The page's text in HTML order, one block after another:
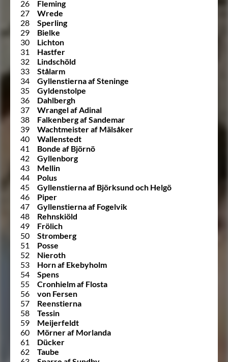
26
Fleming
27
Wrede
28
Sperling
29
Bielke
30
Lichton
31
Hastfer
32
Lindschöld
33
Stålarm
34
Gyllenstierna af Steninge
35
Gyldenstolpe
36
Dahlbergh
37
Wrangel af Adinal
38
Falkenberg af Sandemar
39
Wachtmeister af Mälsåker
40
Wallenstedt
41
Bonde af Björnö
42
Gyllenborg
43
Mellin
44
Polus
45
Gyllenstierna af Björksund och Helgö
46
Piper
47
Gyllenstierna af Fogelvik
48
Rehnskiöld
49
Frölich
50
Stromberg
51
Posse
52
Nieroth
53
Horn af Ekebyholm
54
Spens
55
Cronhielm af Flosta
56
von Fersen
57
Reenstierna
58
Tessin
59
Meijerfeldt
60
Mörner af Morlanda
61
Dücker
62
Taube